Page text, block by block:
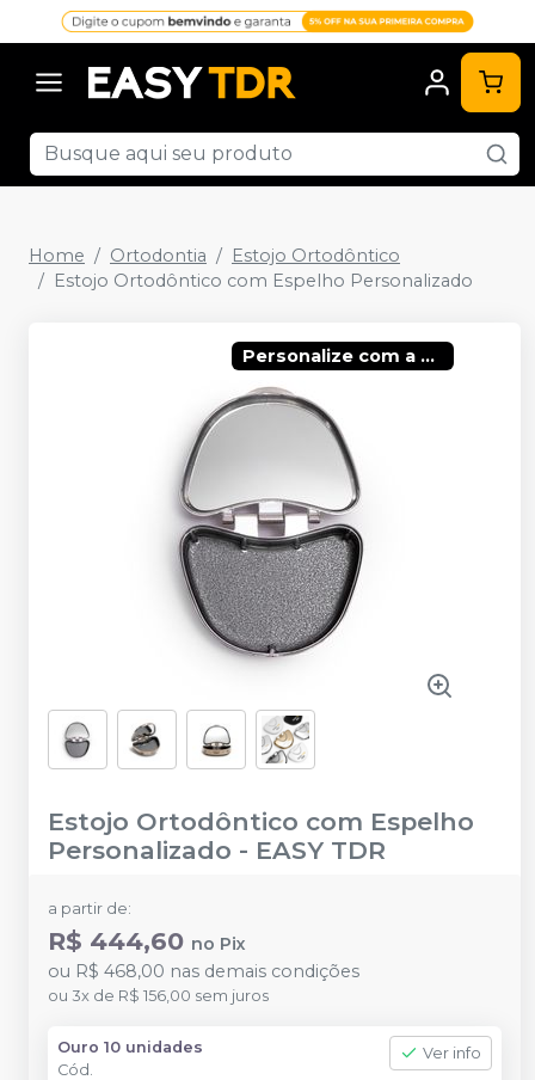
Home Ortodontia
Estojo Ortodôntico
Estojo Ortodôntico com Espelho Personalizado
Personalize com a sua logo!
Estojo Ortodôntico com Espelho
Personalizado - EASY TDR
a partir de:
R$ 444,60 no Pix
ou R$ 468,00 nas demais condições
ou 3x de R$ 156,00 sem juros
Ouro 10 unidades
Cód.
Ver info